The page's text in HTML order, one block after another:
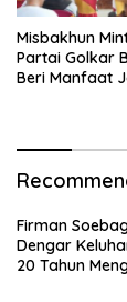
Misbakhun
Partai Golkar
Beri Manfaat
Firman
Dengar
20 Tahun